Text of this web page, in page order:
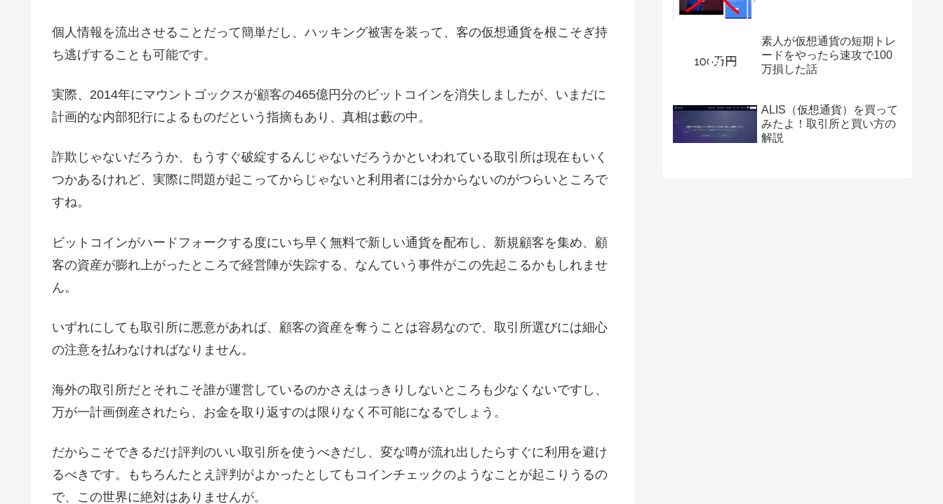
個人情報を流出させることだって簡単だし、ハッキング被害を装って、客の仮想通貨を根こそぎ持
ち逃げすることも可能です。
実際、2014年にマウントゴックスが顧客の465億円分のビットコインを消失しましたが、いまだに
計画的な内部犯行によるものだという指摘もあり、真相は藪の中。
詐欺じゃないだろうか、もうすぐ破綻するんじゃないだろうかといわれている取引所は現在もいく
つかあるけれど、実際に問題が起こってからじゃないと利用者には分からないのがつらいところで
すね。
ビットコインがハードフォークする度にいち早く無料で新しい通貨を配布し、新規顧客を集め、顧
客の資産が膨れ上がったところで経営陣が失踪する、なんていう事件がこの先起こるかもしれませ
ん。
いずれにしても取引所に悪意があれば、顧客の資産を奪うことは容易なので、取引所選びには細心
の注意を払わなければなりません。
海外の取引所だとそれこそ誰が運営しているのかさえはっきりしないところも少なくないですし、
万が一計画倒産されたら、お金を取り返すのは限りなく不可能になるでしょう。
だからこそできるだけ評判のいい取引所を使うべきだし、変な噂が流れ出したらすぐに利用を避け
るべきです。もちろんたとえ評判がよかったとしてもコインチェックのようなことが起こりうるの
で、この世界に絶対はありませんが。
素人が仮想通貨の短期トレ
ードをやったら速攻で100
万損した話
ALIS（仮想通貨）を買って
みたよ！取引所と買い方の
解説